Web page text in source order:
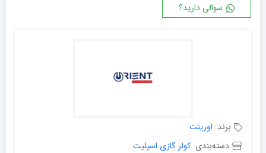
سوالی دارید؟
برند: اورینت
دسته‌بندی: کولر گازی اسپلیت